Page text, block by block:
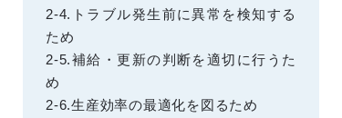
2-4.トラブル発生前に異常を検知する
ため
2-5.補給・更新の判断を適切に行うた
め
2-6.生産効率の最適化を図るため